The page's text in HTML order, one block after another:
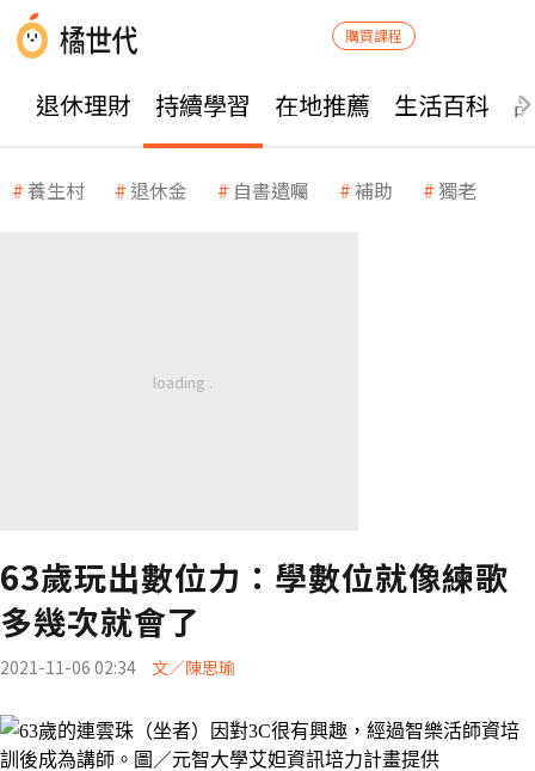
購買課程
退休理財 持續學習 在地推薦 生活百科
養生村 退休金 自書遺囑 補助 獨老
63歲玩出數位力：學數位就像練歌
多幾次就會了
2021-11-06 02:34 文／陳思瑜